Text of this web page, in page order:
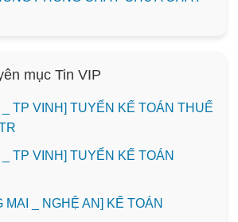
mục Tin VIP
_ TP VINH] TUYỂN KẾ TOÁN THUẾ
_ TP VINH] TUYỂN KẾ TOÁN
MAI _ NGHỆ AN] KẾ TOÁN